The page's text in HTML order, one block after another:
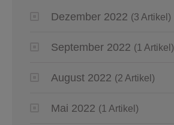
Dezember 2022 (3 Artikel)
September 2022 (1 Artikel)
August 2022 (2 Artikel)
Mai 2022 (1 Artikel)